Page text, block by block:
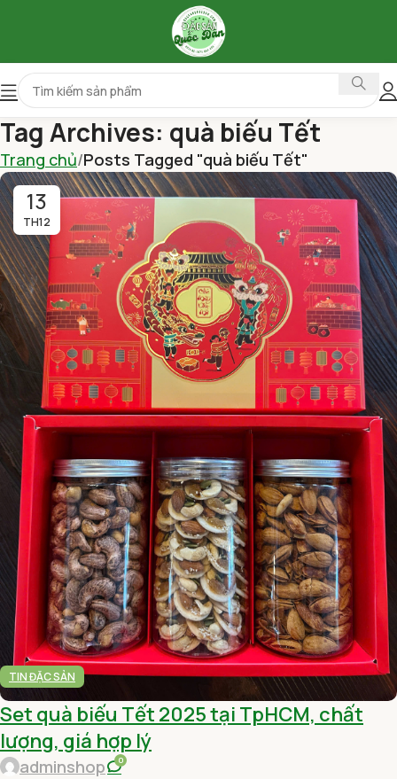
Tag Archives: quà biếu Tết
Trang chủ Posts Tagged "quà biếu Tết"
13
TH12
TIN ĐẶC SẢN
Set quà biếu Tết 2025 tại TpHCM, chất
lượng, giá hợp lý
adminshop 0